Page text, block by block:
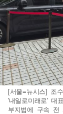
[서울=뉴시스] 조
'내일로미래로' 대
부지법에 구속 전